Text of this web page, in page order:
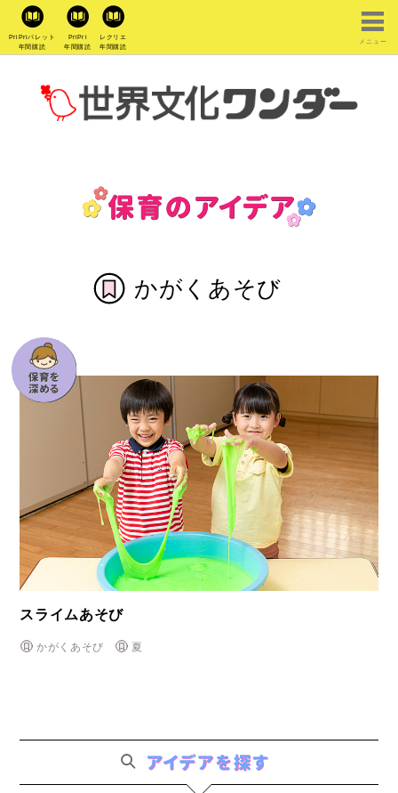
PriPriパレット
年間購読
PriPri
年間購読
レクリエ
年間購読
メニュー
かがくあそび
スライムあそび
かがくあそび 夏